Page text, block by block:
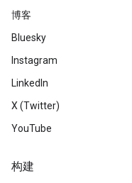
博客
Bluesky
Instagram
LinkedIn
X (Twitter)
YouTube
构建